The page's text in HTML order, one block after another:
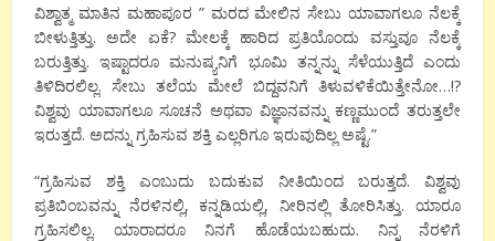
ವಿಶ್ವಾತ್ಮ ಮಾತಿನ ಮಹಾಪೂರ ” ಮರದ ಮೇಲಿನ ಸೇಬು ಯಾವಾಗಲೂ ನೆಲಕ್ಕೆ
ಬೀಳುತ್ತಿತ್ತು. ಅದೇ ಏಕೆ? ಮೇಲಕ್ಕೆ ಹಾರಿದ ಪ್ರತಿಯೊಂದು ವಸ್ತುವೂ ನೆಲಕ್ಕೆ
ಬರುತ್ತಿತ್ತು. ಇಷ್ಟಾದರೂ ಮನುಷ್ಯನಿಗೆ ಭೂಮಿ ತನ್ನನ್ನು ಸೆಳೆಯುತ್ತಿದೆ ಎಂದು
ತಿಳಿದಿರಲಿಲ್ಲ. ಸೇಬು ತಲೆಯ ಮೇಲೆ ಬಿದ್ದವನಿಗೆ ತಿಳುವಳಿಕೆಯಿತ್ತೇನೋ…!?
ವಿಶ್ವವು ಯಾವಾಗಲೂ ಸೂಚನೆ ಅಥವಾ ವಿಜ್ಞಾನವನ್ನು ಕಣ್ಣಮುಂದೆ ತರುತ್ತಲೇ
ಇರುತ್ತದೆ. ಅದನ್ನು ಗ್ರಹಿಸುವ ಶಕ್ತಿ ಎಲ್ಲರಿಗೂ ಇರುವುದಿಲ್ಲ ಅಷ್ಟೆ.”
“ಗ್ರಹಿಸುವ ಶಕ್ತಿ ಎಂಬುದು ಬದುಕುವ ನೀತಿಯಿಂದ ಬರುತ್ತದೆ. ವಿಶ್ವವು
ಪ್ರತಿಬಿಂಬವನ್ನು ನೆರಳಿನಲ್ಲಿ, ಕನ್ನಡಿಯಲ್ಲಿ, ನೀರಿನಲ್ಲಿ ತೋರಿಸಿತ್ತು. ಯಾರೂ
ಗ್ರಹಿಸಲಿಲ್ಲ. ಯಾರಾದರೂ ನಿನಗೆ ಹೊಡೆಯಬಹುದು. ನಿನ್ನ ನೆರಳಿಗೆ